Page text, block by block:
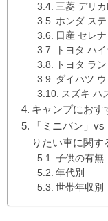
三菱 デリ
ホンダ ス
日産 セレナ
トヨタ ハ
トヨタ ラ
ダイハツ
スズキ ハ
キャンプにおす
「ミニバン」
りたい車に関す
子供の有無
年代別
世帯年収別